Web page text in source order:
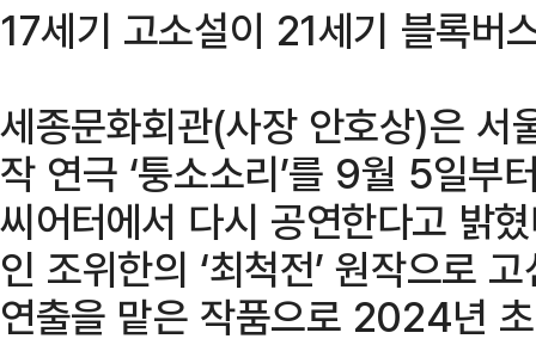
17세기 고소설이 21세기 블록버
세종문화회관(사장 안호상)은 서
작 연극 ‘퉁소소리’를 9월 5일
씨어터에서 다시 공연한다고 밝
인 조위한의 ‘최척전’ 원작으로
연출을 맡은 작품으로 2024년